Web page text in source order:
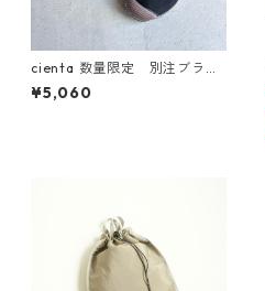
cienta 数量限定 別注ブラウ
ンソール Tストラップ シュー
ズ Negro
¥5,060